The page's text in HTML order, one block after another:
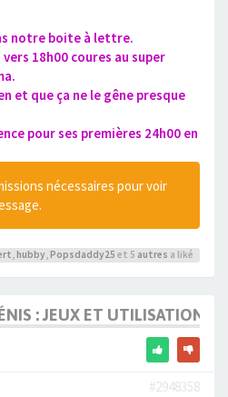
notre boite à lettre.
18h00 coures au super
et que ça ne le gêne presque
pour ses premières 24h00 en
nécessaires pour voir
hubby Popsdaddy25 et 5 autres a liké
: JEUX ET UTILISATION,
#2948358